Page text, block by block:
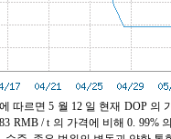
따르면 5 월 12 일 현재 DOP 의
RMB / t 의 가격에 비해 0. 99%